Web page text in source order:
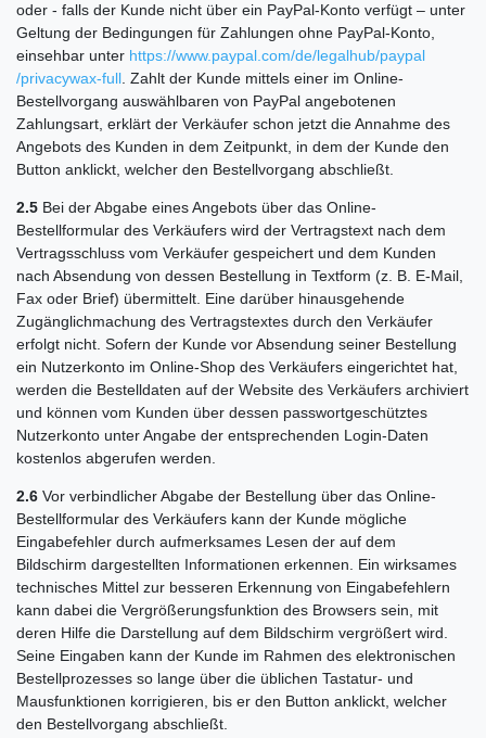
oder - falls der Kunde nicht über ein PayPal-Konto verfügt – unter
Geltung der Bedingungen für Zahlungen ohne PayPal-Konto,
einsehbar unter https://www.paypal.com/de/legalhub/paypal
/privacywax-full . Zahlt der Kunde mittels einer im Online-
Bestellvorgang auswählbaren von PayPal angebotenen
Zahlungsart, erklärt der Verkäufer schon jetzt die Annahme des
Angebots des Kunden in dem Zeitpunkt, in dem der Kunde den
Button anklickt, welcher den Bestellvorgang abschließt.
2.5 Bei der Abgabe eines Angebots über das Online-
Bestellformular des Verkäufers wird der Vertragstext nach dem
Vertragsschluss vom Verkäufer gespeichert und dem Kunden
nach Absendung von dessen Bestellung in Textform (z. B. E-Mail,
Fax oder Brief) übermittelt. Eine darüber hinausgehende
Zugänglichmachung des Vertragstextes durch den Verkäufer
erfolgt nicht. Sofern der Kunde vor Absendung seiner Bestellung
ein Nutzerkonto im Online-Shop des Verkäufers eingerichtet hat,
werden die Bestelldaten auf der Website des Verkäufers archiviert
und können vom Kunden über dessen passwortgeschütztes
Nutzerkonto unter Angabe der entsprechenden Login-Daten
kostenlos abgerufen werden.
2.6 Vor verbindlicher Abgabe der Bestellung über das Online-
Bestellformular des Verkäufers kann der Kunde mögliche
Eingabefehler durch aufmerksames Lesen der auf dem
Bildschirm dargestellten Informationen erkennen. Ein wirksames
technisches Mittel zur besseren Erkennung von Eingabefehlern
kann dabei die Vergrößerungsfunktion des Browsers sein, mit
deren Hilfe die Darstellung auf dem Bildschirm vergrößert wird.
Seine Eingaben kann der Kunde im Rahmen des elektronischen
Bestellprozesses so lange über die üblichen Tastatur- und
Mausfunktionen korrigieren, bis er den Button anklickt, welcher
den Bestellvorgang abschließt.